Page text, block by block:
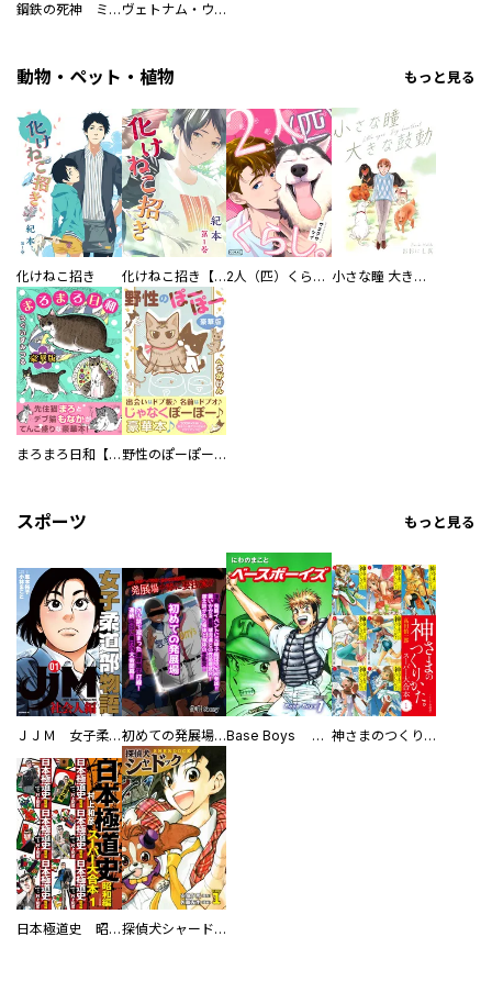
鋼鉄の死神 ミヒャエル・ビットマン戦記 ヴェトナム・ウォー VIETNAM WAR
動物・ペット・植物 もっと見る
化けねこ招き 化けねこ招き【描きおろし付合冊版】 2人（匹）くらし。 小さな瞳 大きな鼓動
まろまろ日和【豪華版】 野性のぽーぽー【豪華版】
スポーツ もっと見る
ＪＪＭ 女子柔道部物語 社会人編 初めての発展場 【白抜き修正版】 Base Boys 新装版 神さまのつくりかた。スーパー大合本
日本極道史 昭和編 スーパー大合本 探偵犬シャードック（新装版）